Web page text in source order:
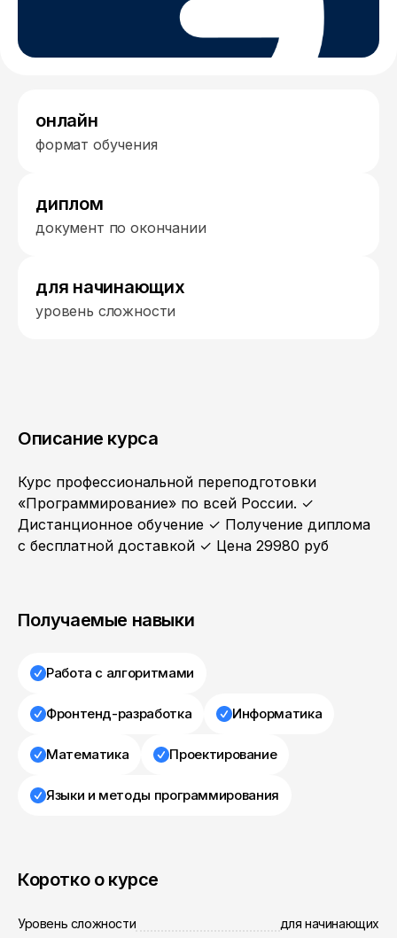
онлайн
формат обучения
диплом
документ по окончании
для начинающих
уровень сложности
Описание курса
Курс профессиональной переподготовки
«Программирование» по всей России. ✓
Дистанционное обучение ✓ Получение диплома
с бесплатной доставкой ✓ Цена 29980 руб
Получаемые навыки
Работа с алгоритмами
Фронтенд-разработка Информатика
Математика Проектирование
Языки и методы программирования
Коротко о курсе
Уровень сложности
для начинающих